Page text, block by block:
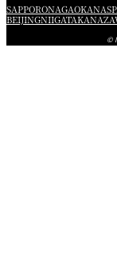
SAPPORONAGAOKA
BEIJINGNIIGATA
©